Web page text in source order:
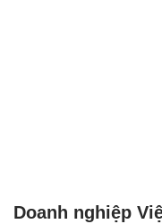
Doanh nghiệp